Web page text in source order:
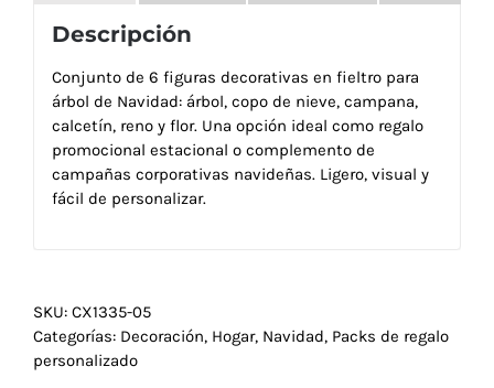
Descripción
Conjunto de 6 figuras decorativas en fieltro para
árbol de Navidad: árbol, copo de nieve, campana,
calcetín, reno y flor. Una opción ideal como regalo
promocional estacional o complemento de
campañas corporativas navideñas. Ligero, visual y
fácil de personalizar.
SKU: CX1335-05
Categorías: Decoración, Hogar, Navidad, Packs de regalo
personalizado